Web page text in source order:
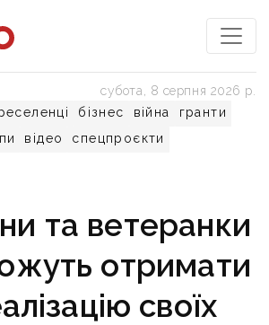
бізнес війна
гранти
відео спецпроєкти
субота, 8 серпня 2026 р.
та ветеранки
отримати
своїх